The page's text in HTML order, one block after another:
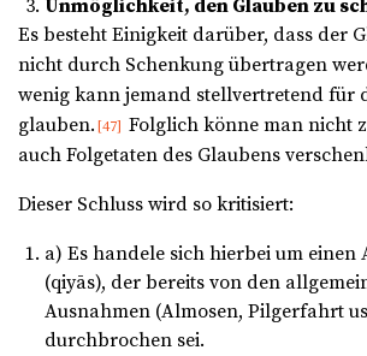
Unmöglichkeit, den Glauben zu
Es besteht Einigkeit darüber, dass der
nicht durch Schenkung übertragen
wenig kann jemand stellvertretend für
glauben. [47] Folglich könne man nicht
auch Folgetaten des Glaubens
Dieser Schluss wird so kritisiert:
a) Es handele sich hierbei um einen
(qiyās), der bereits von den
Ausnahmen (Almosen, Pilgerfahrt
durchbrochen sei.